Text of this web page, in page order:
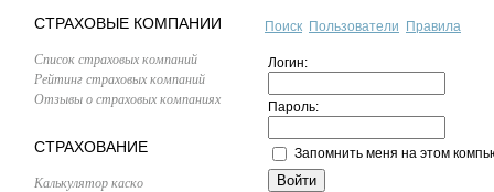
СТРАХОВЫЕ КОМПАНИИ
Список страховых компаний
Рейтинг страховых компаний
Отзывы о страховых компаниях
СТРАХОВАНИЕ
Калькулятор каско
Поиск Пользователи Правила
Логин:
Пароль:
Запомнить меня на этом